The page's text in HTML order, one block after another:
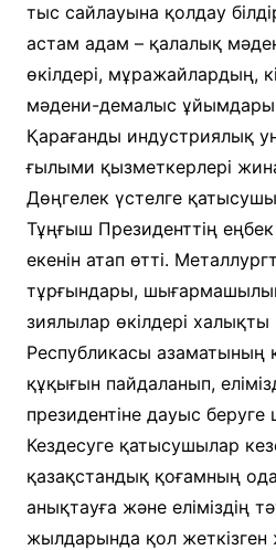
тыс сайлауына қолдау
астам адам – қалалық
өкілдері, мұражайлардың,
мәдени-демалыс
Қарағанды индустриялық
ғылыми қызметкерлері
Дөңгелек үстелге
Тұңғыш Президенттің
екенін атап өтті.
тұрғындары,
зиялылар өкілдері халықты
Республикасы азаматының
құқығын пайдаланып,
президентіне дауыс
Кездесуге қатысушылар
қазақстандық қоғамның
анықтауға және еліміздің
жылдарында қол жеткізген